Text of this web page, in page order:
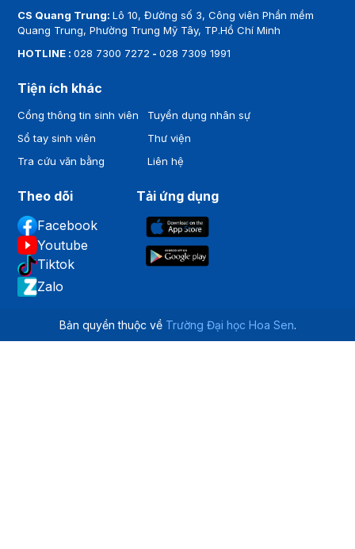
CS Quang Trung:Lô 10, Đường số 3, Công viên Phần mềm
Quang Trung, Phường Trung Mỹ Tây, TP.Hồ Chí Minh
HOTLINE :028 7300 7272 -028 7309 1991
Tiện ích khác
Cổng thông tin sinh viên
Sổ tay sinh viên
Tra cứu văn bằng
Tuyển dụng nhân sự
Thư viện
Liên hệ
Theo dõi
Facebook
Youtube
Tiktok
Zalo
Tải ứng dụng
Bản quyền thuộc về Trường Đại học Hoa Sen.